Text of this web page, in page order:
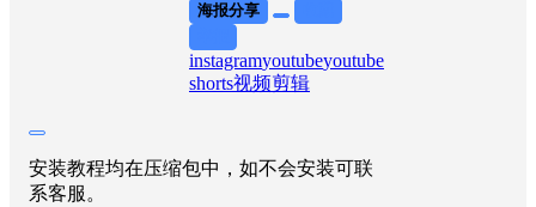
海报分享
instagramyoutubeyoutube
shorts视频剪辑
安装教程均在压缩包中，如不会安装可联
系客服。